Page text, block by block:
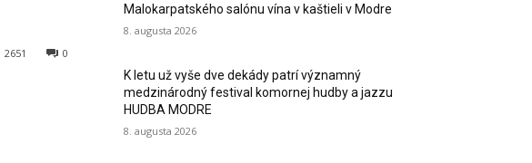
0
2651
Malokarpatského salónu vína v kaštieli v Modre
8. augusta 2026
K letu už vyše dve dekády patrí významný
medzinárodný festival komornej hudby a jazzu
HUDBA MODRE
8. augusta 2026